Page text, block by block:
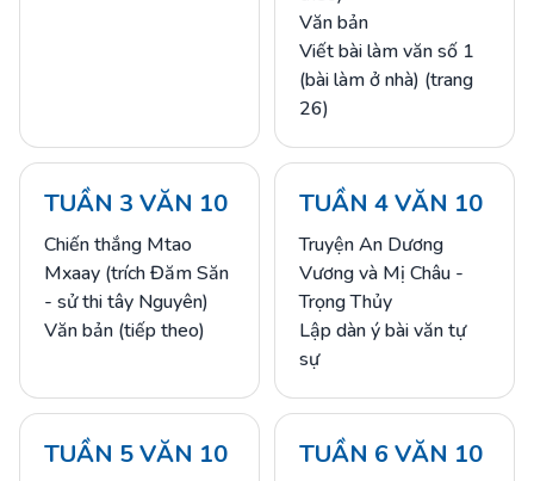
Văn bản
Viết bài làm văn số 1
(bài làm ở nhà) (trang
26)
TUẦN 3 VĂN 10
Chiến thắng Mtao
Mxaay (trích Đăm Săn
- sử thi tây Nguyên)
Văn bản (tiếp theo)
TUẦN 4 VĂN 10
Truyện An Dương
Vương và Mị Châu -
Trọng Thủy
Lập dàn ý bài văn tự
sự
TUẦN 5 VĂN 10 TUẦN 6 VĂN 10